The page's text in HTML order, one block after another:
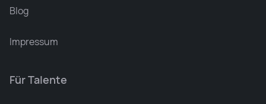
Blog
Impressum
Für Talente